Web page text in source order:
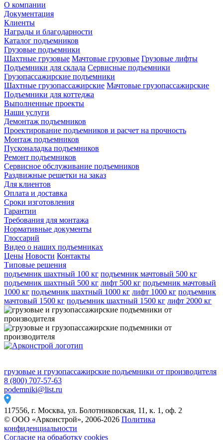
О компании
Документация
Клиенты
Награды и благодарности
Каталог подъемников
Грузовые подъемники
Шахтные грузовые Мачтовые грузовые Грузовые лифты
Подъемники для склада Сервисные подъемники
Грузопассажирские подъемники
Шахтные грузопассажирские Мачтовые грузопассажирские
Подъемники для коттеджа
Выполненные проекты
Наши услуги
Демонтаж подъемников
Проектирование подъемников и расчет на прочность
Монтаж подъемников
Пусконаладка подъемников
Ремонт подъемников
Сервисное обслуживание подъемников
Раздвижные решетки на заказ
Для клиентов
Оплата и доставка
Сроки изготовления
Гарантии
Требования для монтажа
Нормативные документы
Глоссарий
Видео о наших подъемниках
Цены Новости Контакты
Типовые решения
подъемник шахтный 100 кг подъемник мачтовый 500 кг
подъемник шахтный 500 кг лифт 500 кг подъемник мачтовый
1000 кг подъемник шахтный 1000 кг лифт 1000 кг подъемник
мачтовый 1500 кг подъемник шахтный 1500 кг лифт 2000 кг
грузовые и грузопассажирские подъемники от производителя
8 (800) 707-57-63
podemniki@list.ru
117556, г. Москва, ул. Болотниковская, 11, к. 1, оф. 2
© ООО «Арконстрой», 2006-2026 Политика
конфиденциальности
Согласие на обработку cookies